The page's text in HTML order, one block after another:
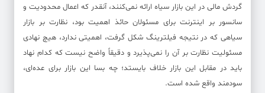
گردش مالی در این بازار سیاه ارائه نمی‌کنند، آنقدر که اعمال محدودیت و
سانسور بر اینترنت برای مسئولان حائذ اهمیت بود، نظارت بر بازار
سیاهی که در نتیجه فیلترینگ شکل گرفت، اهمیتی ندارد، هیچ نهادی
مسئولیت نظارت بر آن را نمی‌پذیرد و دقیقاً واضح نیست که کدام نهاد
باید در مقابل این بازار خلاف بایستد؛ چه بسا این بازار برای عده‌ای،
سودمند واقع شده است.